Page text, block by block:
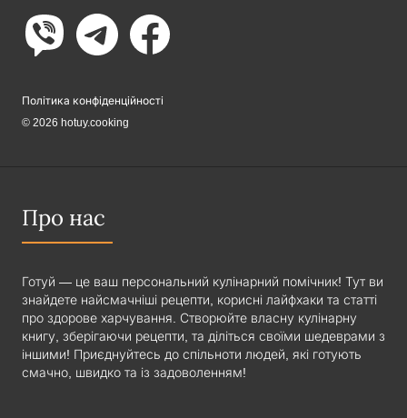
Політика конфіденційності
© 2026 hotuy.cooking
Про нас
Готуй — це ваш персональний кулінарний помічник! Тут ви
знайдете найсмачніші рецепти, корисні лайфхаки та статті
про здорове харчування. Створюйте власну кулінарну
книгу, зберігаючи рецепти, та діліться своїми шедеврами з
іншими! Приєднуйтесь до спільноти людей, які готують
смачно, швидко та із задоволенням!